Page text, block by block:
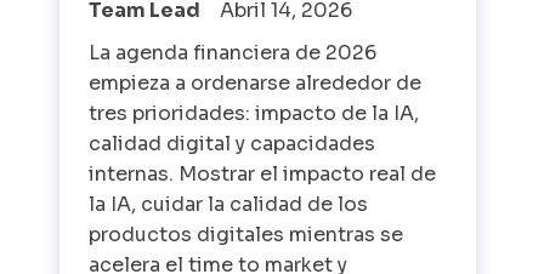
Team Lead
Abril 14, 2026
La agenda financiera de 2026
empieza a ordenarse alrededor de
tres prioridades: impacto de la IA,
calidad digital y capacidades
internas. Mostrar el impacto real de
la IA, cuidar la calidad de los
productos digitales mientras se
acelera el time to market y